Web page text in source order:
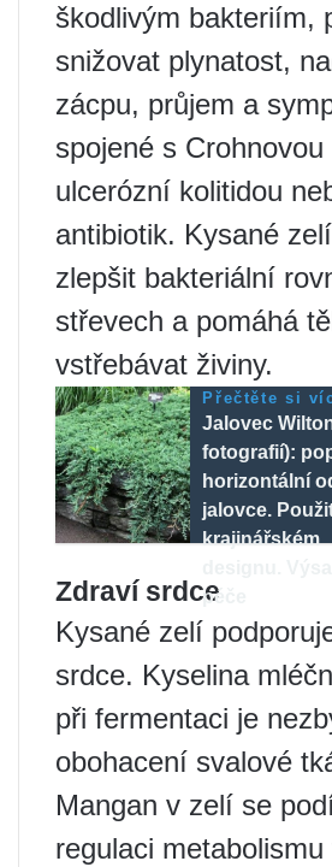
škodlivým bakteriím,
snižovat plynatost,
zácpu, průjem a
spojené s Crohnovou
ulcerózní kolitidou
antibiotik. Kysané
zlepšit bakteriální
střevech a pomáhá
vstřebávat živiny.
Přečtěte si
Jalovec
fotografií):
horizontální
jalovce.
krajinářském
péče
Zdraví srdce
Kysané zelí
srdce. Kyselina
při fermentaci je
obohacení svalové
Mangan v zelí se
regulaci